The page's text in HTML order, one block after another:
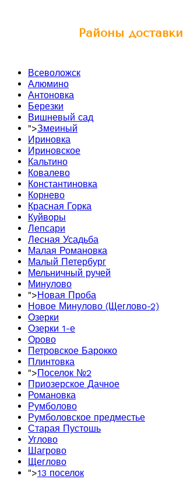
Районы доставки
Всеволожск
Алюмино
Антоновка
Березки
Вишневый сад
">Змеиный
Ириновка
Ириновское
Кальтино
Ковалево
Константиновка
Корнево
Красная Горка
Куйворы
Лепсари
Лесная Усадьба
Малая Романовка
Малый Петербург
Мельничный ручей
Минулово
">Новая Проба
Новое Минулово (Щеглово-2)
Озерки
Озерки 1-е
Орово
Петровское Барокко
Плинтовка
">Поселок №2
Приозерское Дачное
Романовка
Румболово
Румболовское предместье
Старая Пустошь
Углово
Шагрово
Щеглово
">13 поселок